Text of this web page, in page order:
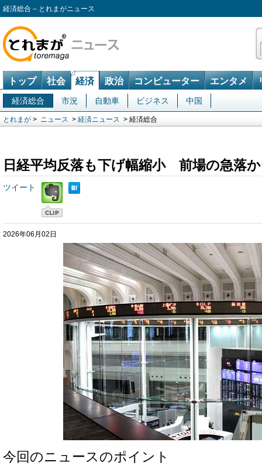
経済総合 – とれまがニュース
トップ 社会 経済 政治 コンピューター エンタメ
経済総合 市況 自動車 ビジネス 中国
とれまが > ニュース > 経済ニュース > 経済総合
日経平均反落も下げ幅縮小 前場の急落
ツイート
2026年06月02日
今回のニュースのポイント